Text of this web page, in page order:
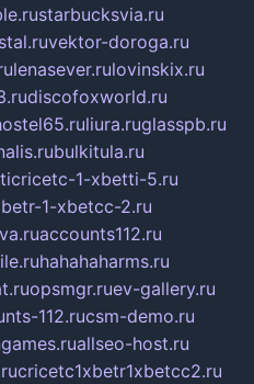
starbucksvia.ru
vektor-doroga.ru
lenasever.rulovinskix.ru
discofoxworld.ru
liura.ruglasspb.ru
bulkitula.ru
1-xbetti-5.ru
1-xbetcc-2.ru
accounts112.ru
hahahaharms.ru
opsmgr.ruev-gallery.ru
112.rucsm-demo.ru
allseo-host.ru
cricetc1xbetr1xbetcc2.ru